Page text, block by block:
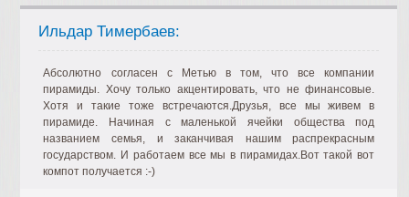
Ильдар Тимербаев:
Абсолютно согласен с Метью в том, что все компании
пирамиды. Хочу только акцентировать, что не финансовые.
Хотя и такие тоже встречаются.Друзья, все мы живем в
пирамиде. Начиная с маленькой ячейки общества под
названием семья, и заканчивая нашим распрекрасным
государством. И работаем все мы в пирамидах.Вот такой вот
компот получается :-)